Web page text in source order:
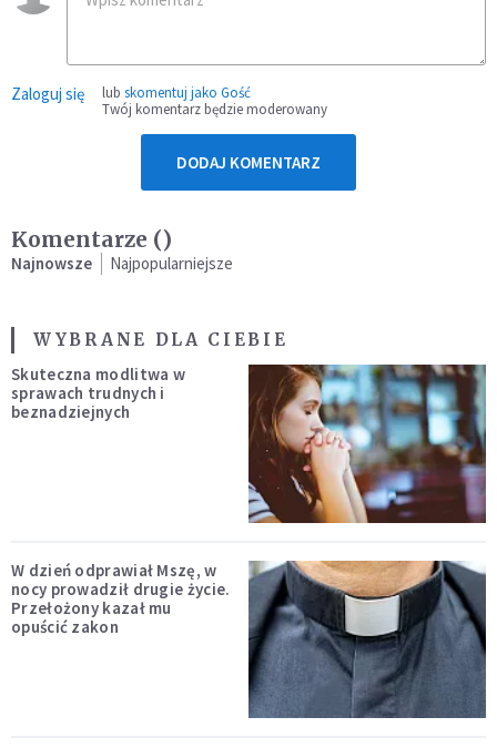
Zaloguj się lub skomentuj jako Gość
Twój komentarz będzie moderowany
DODAJ KOMENTARZ
Komentarze ()
Najnowsze Najpopularniejsze
WYBRANE DLA CIEBIE
Skuteczna modlitwa w
sprawach trudnych i
beznadziejnych
W dzień odprawiał Mszę, w
nocy prowadził drugie życie.
Przełożony kazał mu
opuścić zakon